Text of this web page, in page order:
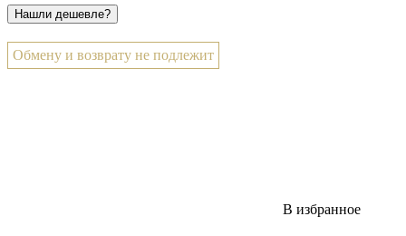
Обмену и возврату не подлежит
В избранное